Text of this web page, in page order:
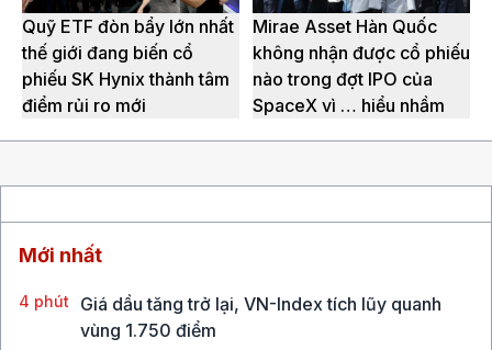
Quỹ ETF đòn bẩy lớn nhất
thế giới đang biến cổ
phiếu SK Hynix thành tâm
điểm rủi ro mới
Mirae Asset Hàn Quốc
không nhận được cổ phiếu
nào trong đợt IPO của
SpaceX vì … hiểu nhầm
Mới nhất
4 phút
Giá dầu tăng trở lại, VN-Index tích lũy quanh
vùng 1.750 điểm